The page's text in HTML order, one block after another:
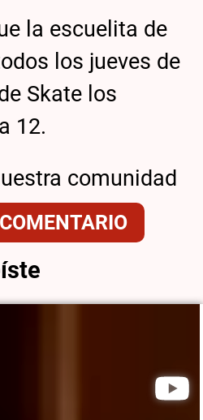
la escuelita de
los jueves de
Skate los
12.
comunidad